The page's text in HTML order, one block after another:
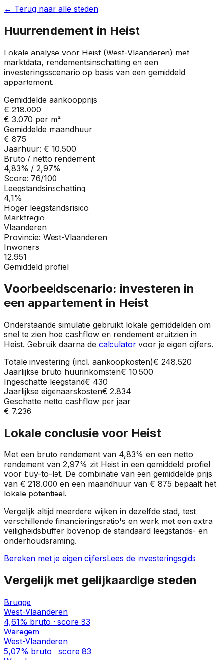
← Terug naar alle steden
Huurrendement in Heist
Lokale analyse voor Heist (West-Vlaanderen) met
marktdata, rendementsinschatting en een
investeringsscenario op basis van een gemiddeld
appartement.
Gemiddelde aankoopprijs
€ 218.000
€ 3.070 per m²
Gemiddelde maandhuur
€ 875
Jaarhuur: € 10.500
Bruto / netto rendement
4,83% / 2,97%
Score: 76/100
Leegstandsinschatting
4,1%
Hoger leegstandsrisico
Marktregio
Vlaanderen
Provincie: West-Vlaanderen
Inwoners
12.951
Gemiddeld profiel
Voorbeeldscenario: investeren in
een appartement in Heist
Onderstaande simulatie gebruikt lokale gemiddelden om
snel te zien hoe cashflow en rendement eruitzien in
Heist. Gebruik daarna de calculator voor je eigen cijfers.
Totale investering (incl. aankoopkosten)€ 248.520
Jaarlijkse bruto huurinkomsten€ 10.500
Ingeschatte leegstand€ 430
Jaarlijkse eigenaarskosten€ 2.834
Geschatte netto cashflow per jaar
€ 7.236
Lokale conclusie voor Heist
Met een bruto rendement van 4,83% en een netto
rendement van 2,97% zit Heist in een gemiddeld profiel
voor buy-to-let. De combinatie van een gemiddelde prijs
van € 218.000 en een maandhuur van € 875 bepaalt het
lokale potentieel.
Vergelijk altijd meerdere wijken in dezelfde stad, test
verschillende financieringsratio's en werk met een extra
veiligheidsbuffer bovenop de standaard leegstands- en
onderhoudsraming.
Bereken met je eigen cijfersLees de investeringsgids
Vergelijk met gelijkaardige steden
Brugge
West-Vlaanderen
4,61% bruto · score 83
Waregem
West-Vlaanderen
5,07% bruto · score 83